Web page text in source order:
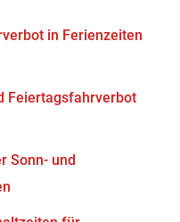
in Ferienzeiten
Feiertagsfahrverbot
Sonn- und